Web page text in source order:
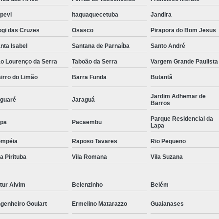
Conserto Servo Motor Parvex
Conserto Servo Motor Seidel
Conserto Servo Motor Weg
Conserto
Reparo Motores Fanuc
Conserto Servo Motor Siemens Linha 1ft
Manutenção Corretiva Servo Motor
Manutenção Spindle Motor
Reparo
Reparo Servo Motor Siemens
Retrofitting Motor Siemens
Conserto Fonte Chaveada
Itaquaquecetuba Jandira
das Cruzes Osasco Pirapora do Bom Jesus
Isabel Santana de Parnaíba Santo André
Lourenço da Serra Taboão da Serra Vargem Grande Paulista
do Limão Barra Funda Butantã
Jaraguá
Jardim Adhemar de
Barros
Pacaembu
Parque Residencial da
Lapa
Raposo Tavares Rio Pequeno
Pirituba Vila Romana Vila Suzana
Alvim Belenzinho Belém
Goulart Ermelino Matarazzo Guaianases